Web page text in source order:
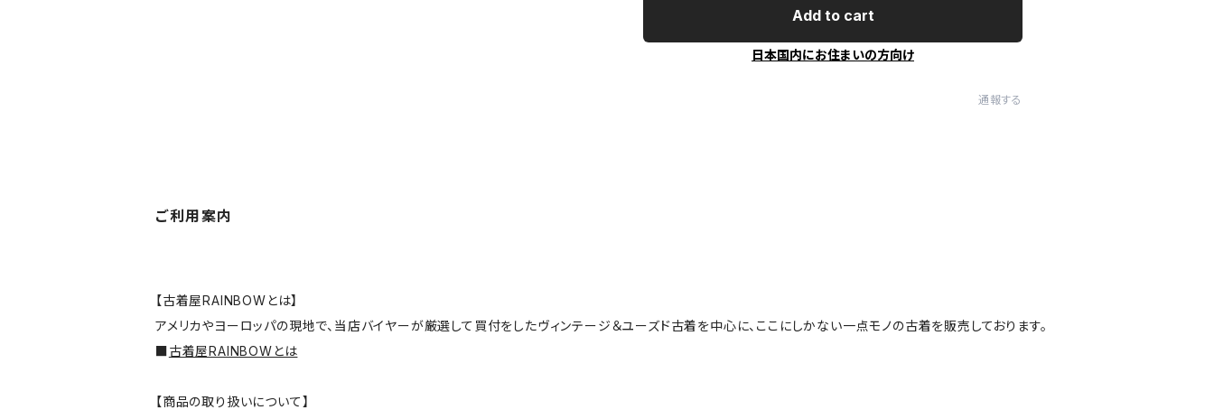
Add to cart
日本国内にお住まいの方向け
通報する
ご利用案内
【古着屋RAINBOWとは】
アメリカやヨーロッパの現地で、当店バイヤーが厳選して買付をしたヴィンテージ＆ユーズド古着を中心に、ここにしかない一点モノの古着を販売しております。
■古着屋RAINBOWとは
【商品の取り扱いについて】